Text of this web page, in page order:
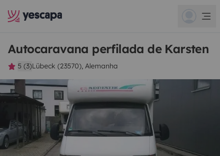
Autocaravana perfilada de Karsten
5 (3)Lübeck (23570), Alemanha